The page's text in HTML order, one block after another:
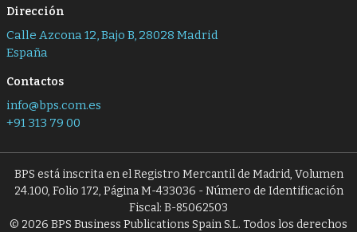
Dirección
Calle Azcona 12, Bajo B, 28028 Madrid
España
Contactos
info@bps.com.es
+91 313 79 00
BPS está inscrita en el Registro Mercantil de Madrid, Volumen
24.100, Folio 172, Página M-433036 - Número de Identificación
Fiscal: B-85062503
© 2026 BPS Business Publications Spain S.L. Todos los derechos